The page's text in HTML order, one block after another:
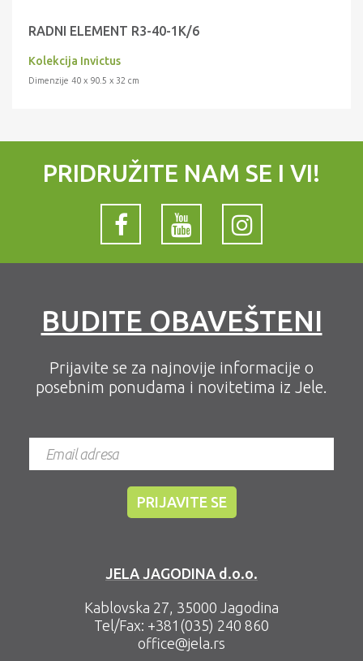
RADNI ELEMENT R3-40-1K/6
Kolekcija Invictus
Dimenzije 40 x 90.5 x 32 cm
PRIDRUŽITE NAM SE I VI!
BUDITE OBAVEŠTENI
Prijavite se za najnovije informacije o
posebnim ponudama i novitetima iz Jele.
JELA JAGODINA d.o.o.
Kablovska 27, 35000 Jagodina
Tel/Fax: +381(035) 240 860
office@jela.rs